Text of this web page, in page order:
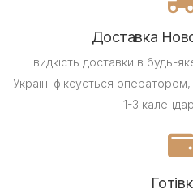
Доставка
Швидкість доставки в будь-
Україні фіксується
1-3